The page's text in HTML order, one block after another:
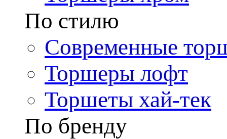
По стилю
Современные
Торшеры лофт
Торшеты хай-тек
По бренду